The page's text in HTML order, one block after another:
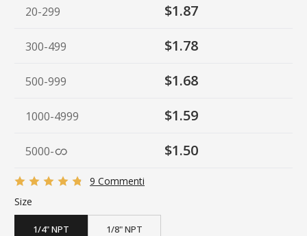
20-299 $1.87
300-499 $1.78
500-999 $1.68
1000-4999 $1.59
5000- $1.50
9 Commenti
Size
1/4" NPT 1/8" NPT